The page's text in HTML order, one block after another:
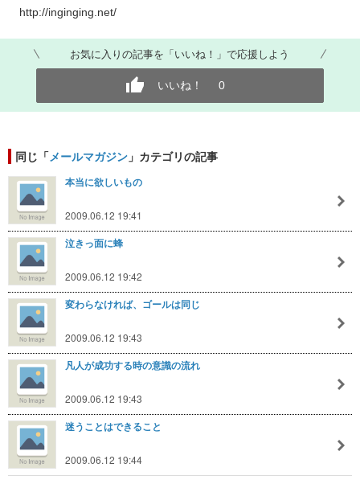
http://inginging.net/
お気に入りの記事を「いいね！」で応援しよう
いいね！ 0
同じ「メールマガジン 」カテゴリの記事
本当に欲しいもの
2009.06.12 19:41
泣きっ面に蜂
2009.06.12 19:42
変わらなければ、ゴールは同じ
2009.06.12 19:43
凡人が成功する時の意識の流れ
2009.06.12 19:43
迷うことはできること
2009.06.12 19:44